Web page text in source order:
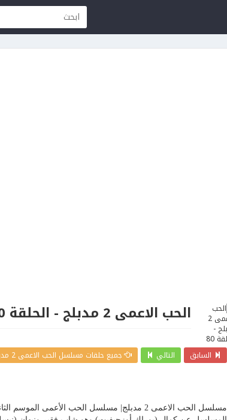
الحب الاعمى 2 مدبلج - الحلقة 80
السابق التالي
جميع حلقات مسلسل الحب الاعمى 2 مدبلج